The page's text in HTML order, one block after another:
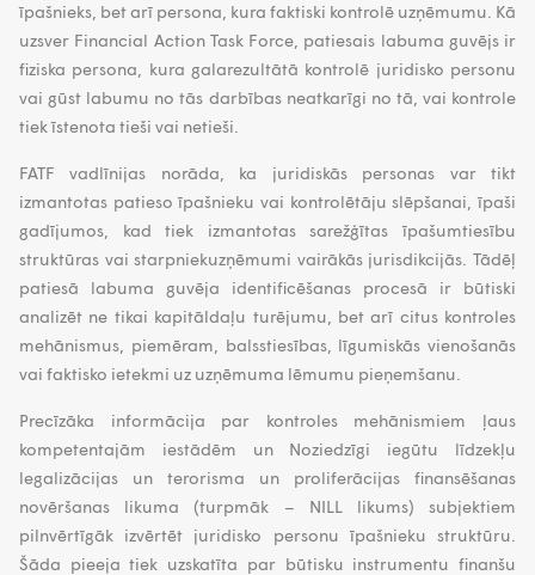
īpašnieks, bet arī persona, kura faktiski kontrolē uzņēmumu. Kā
uzsver Financial Action Task Force, patiesais labuma guvējs ir
fiziska persona, kura galarezultātā kontrolē juridisko personu
vai gūst labumu no tās darbības neatkarīgi no tā, vai kontrole
tiek īstenota tieši vai netieši.
FATF vadlīnijas norāda, ka juridiskās personas var tikt
izmantotas patieso īpašnieku vai kontrolētāju slēpšanai, īpaši
gadījumos, kad tiek izmantotas sarežģītas īpašumtiesību
struktūras vai starpniekuzņēmumi vairākās jurisdikcijās. Tādēļ
patiesā labuma guvēja identificēšanas procesā ir būtiski
analizēt ne tikai kapitāldaļu turējumu, bet arī citus kontroles
mehānismus, piemēram, balsstiesības, līgumiskās vienošanās
vai faktisko ietekmi uz uzņēmuma lēmumu pieņemšanu.
Precīzāka informācija par kontroles mehānismiem ļaus
kompetentajām iestādēm un Noziedzīgi iegūtu līdzekļu
legalizācijas un terorisma un proliferācijas finansēšanas
novēršanas likuma (turpmāk – NILL likums) subjektiem
pilnvērtīgāk izvērtēt juridisko personu īpašnieku struktūru.
Šāda pieeja tiek uzskatīta par būtisku instrumentu finanšu